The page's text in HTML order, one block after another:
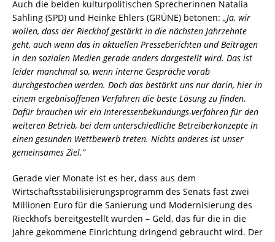
Auch die beiden kulturpolitischen Sprecherinnen Natalia
Sahling (SPD) und Heinke Ehlers (GRÜNE) betonen: „Ja, wir
wollen, dass der Rieckhof gestärkt in die nächsten Jahrzehnte
geht, auch wenn das in aktuellen Presseberichten und Beiträgen
in den sozialen Medien gerade anders dargestellt wird. Das ist
leider manchmal so, wenn interne Gespräche vorab
durchgestochen werden. Doch das bestärkt uns nur darin, hier in
einem ergebnisoffenen Verfahren die beste Lösung zu finden.
Dafür brauchen wir ein Interessenbekundungs-verfahren für den
weiteren Betrieb, bei dem unterschiedliche Betreiberkonzepte in
einen gesunden Wettbewerb treten. Nichts anderes ist unser
gemeinsames Ziel.“
Gerade vier Monate ist es her, dass aus dem
Wirtschaftsstabilisierungsprogramm des Senats fast zwei
Millionen Euro für die Sanierung und Modernisierung des
Rieckhofs bereitgestellt wurden – Geld, das für die in die
Jahre gekommene Einrichtung dringend gebraucht wird. Der